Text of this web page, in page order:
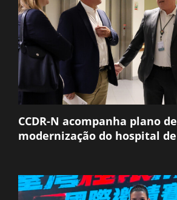
CCDR-N acompanha plano de
modernização do hospital